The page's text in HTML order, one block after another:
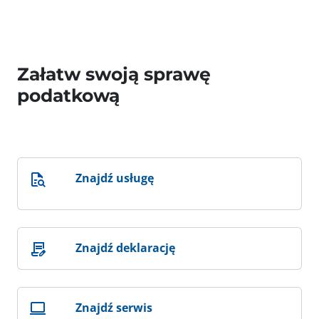
Załatw swoją sprawę
podatkową
Znajdź usługę
Znajdź deklarację
Znajdź serwis